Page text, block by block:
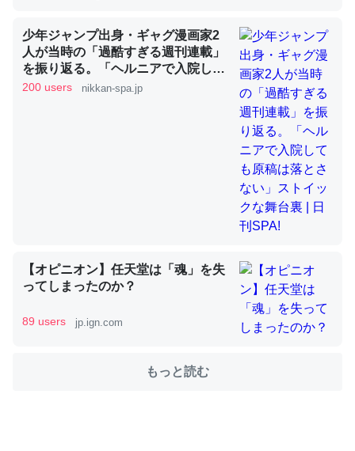
─ニュース :: 【研究発表】昆虫学の大問題＝「昆虫はなぜ海にいな
いのか」に関する新仮説
これを元に考えるとカルシウムを大量に使う脊椎動物と貝
類は苦労してるんだな…。腹足類だと殻を無くしてナメク
─ニュース :: 【研究発表】昆虫学の大問題＝「昆虫はなぜ海にいな
ウチもEchoを実家に置いて４年。でたまに覗いてる。ぼ
これ見て生きてるなって分かる。
少年ジャンプ出身・ギャグ漫画家2
人が当時の「過酷すぎる週刊連載」
を振り返る。「ヘルニアで入院して
も原稿は落とさない」ストイックな
200 users nikkan-spa.jp
【オピニオン】任天堂は「魂」を失
ってしまったのか？
89 users jp.ign.com
もっと読む